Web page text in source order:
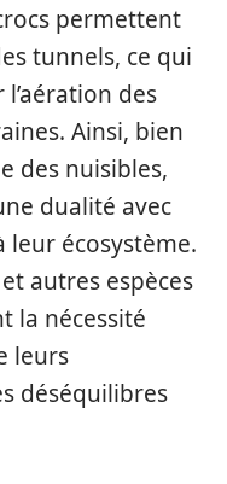
permettent
tunnels, ce qui
des
Ainsi, bien
des nuisibles,
dualité avec
écosystème.
autres espèces
la nécessité
leurs
déséquilibres